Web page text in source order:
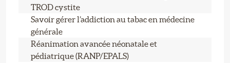
TROD cystite
Savoir gérer l’addiction au tabac en médecine
générale
Réanimation avancée néonatale et
pédiatrique (RANP/EPALS)